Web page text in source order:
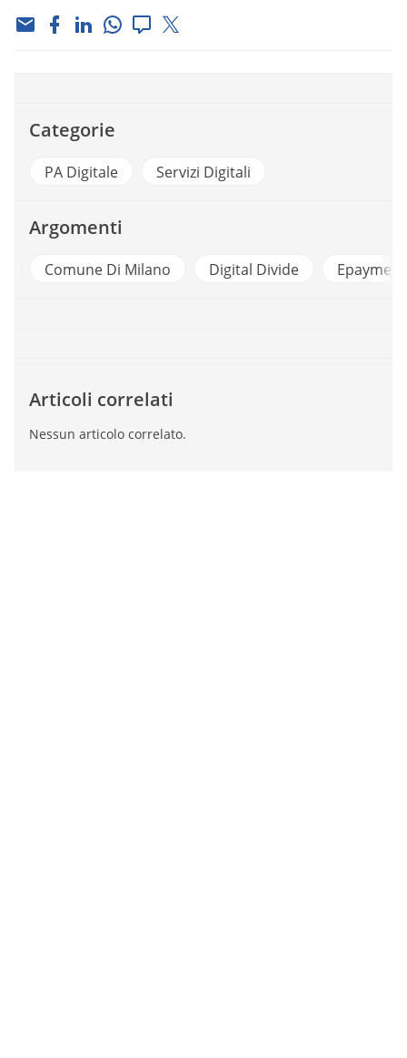
Categorie
PA Digitale Servizi Digitali
Argomenti
Comune Di Milano Digital Divide Epayment
Articoli correlati
Nessun articolo correlato.